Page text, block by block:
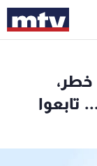
خطر،
تابعوا